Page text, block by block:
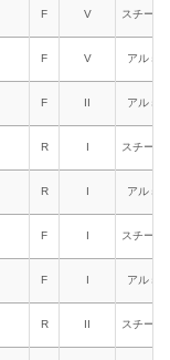
F V スチール
F V アルミ
F II アルミ
R I スチール
R I アルミ
F I スチール
F I アルミ
R II スチール